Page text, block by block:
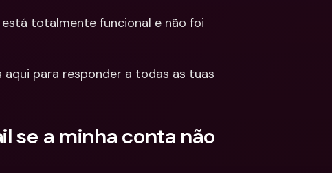
totalmente funcional e não foi
para responder a todas as tuas
se a minha conta não